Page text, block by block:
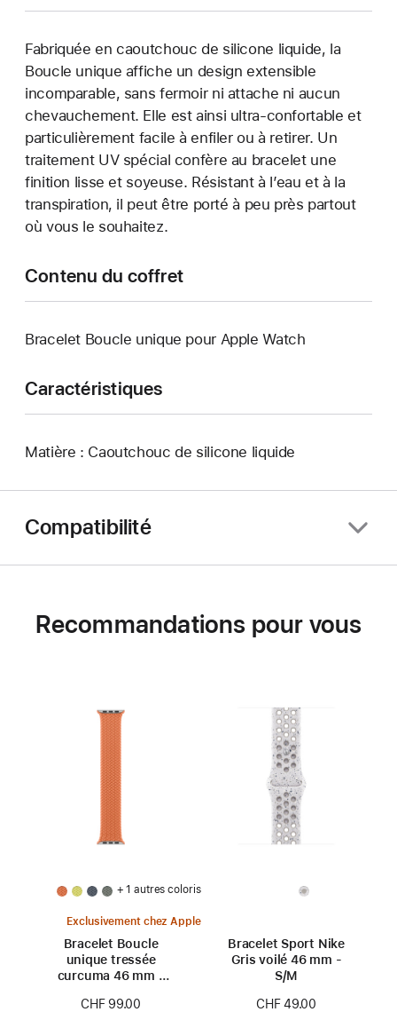
Fabriquée en caoutchouc de silicone liquide, la
Boucle unique affiche un design extensible
incomparable, sans fermoir ni attache ni aucun
chevauchement. Elle est ainsi ultra-confortable et
particulièrement facile à enfiler ou à retirer. Un
traitement UV spécial confère au bracelet une
finition lisse et soyeuse. Résistant à l’eau et à la
transpiration, il peut être porté à peu près partout
où vous le souhaitez.
Contenu du coffret
Bracelet Boucle unique pour Apple Watch
Caractéristiques
Matière : Caoutchouc de silicone liquide
Compatibilité
Recommandations pour vous
+ 1 autres coloris
Exclusivement chez Apple
Bracelet Boucle
unique tressée
curcuma 46 mm -
CHF 99.00
Bracelet Sport Nike
Gris voilé 46 mm -
S/M
CHF 49.00